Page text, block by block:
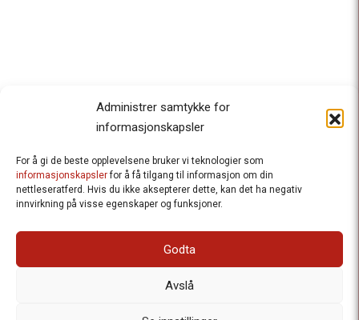
Administrer samtykke for
informasjonskapsler
For å gi de beste opplevelsene bruker vi teknologier som
informasjonskapslerfor å få tilgang til informasjon om din
nettleseratferd. Hvis du ikke aksepterer dette, kan det ha negativ
innvirkning på visse egenskaper og funksjoner.
Godta
Avslå
Besteforeldrenes klimaaksjon
Ansvarlig redaktør
: Halfdan Wiik |
: Postboks 1231 Vika, 0110 Oslo.
Organisasjonsnummer